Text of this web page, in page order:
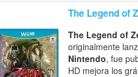
The Legend of
The Legend of
originalmente
Nintendo, fue
HD mejora los